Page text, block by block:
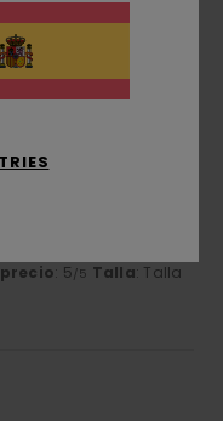
: 5/5 Talla: Talla